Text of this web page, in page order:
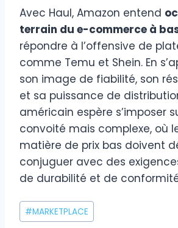
Avec Haul, Amazon entend
terrain du e-commerce à
répondre à l’offensive de
comme Temu et Shein. En
son image de fiabilité, son
et sa puissance de
américain espère s’imposer
convoité mais complexe, où
matière de prix bas doivent
conjuguer avec des
de durabilité et de
Étiquettes
de
#MARKETPLACE